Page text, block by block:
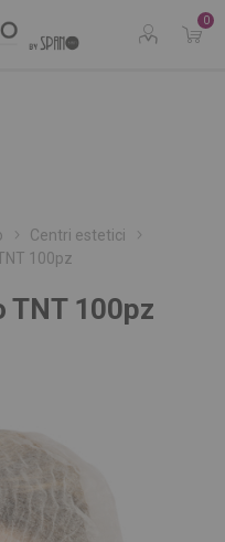
0
Centri estetici
100pz
TNT 100pz